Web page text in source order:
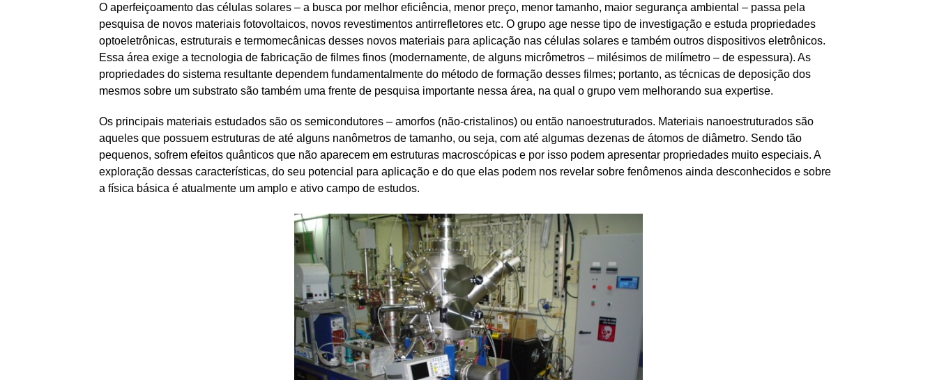
O aperfeiçoamento das células solares – a busca por melhor eficiência, menor preço, menor tamanho, maior segurança ambiental – passa pela
pesquisa de novos materiais fotovoltaicos, novos revestimentos antirrefletores etc. O grupo age nesse tipo de investigação e estuda propriedades
optoeletrônicas, estruturais e termomecânicas desses novos materiais para aplicação nas células solares e também outros dispositivos eletrônicos.
Essa área exige a tecnologia de fabricação de filmes finos (modernamente, de alguns micrômetros – milésimos de milímetro – de espessura). As
propriedades do sistema resultante dependem fundamentalmente do método de formação desses filmes; portanto, as técnicas de deposição dos
mesmos sobre um substrato são também uma frente de pesquisa importante nessa área, na qual o grupo vem melhorando sua expertise.
Os principais materiais estudados são os semicondutores – amorfos (não-cristalinos) ou então nanoestruturados. Materiais nanoestruturados são
aqueles que possuem estruturas de até alguns nanômetros de tamanho, ou seja, com até algumas dezenas de átomos de diâmetro. Sendo tão
pequenos, sofrem efeitos quânticos que não aparecem em estruturas macroscópicas e por isso podem apresentar propriedades muito especiais. A
exploração dessas características, do seu potencial para aplicação e do que elas podem nos revelar sobre fenômenos ainda desconhecidos e sobre
a física básica é atualmente um amplo e ativo campo de estudos.